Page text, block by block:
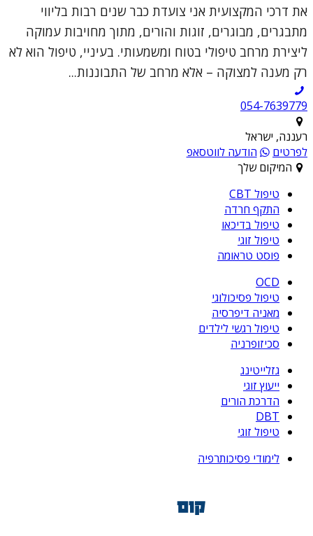
את דרכי המקצועית אני צועדת כבר שנים רבות בליווי
מתבגרים, מבוגרים, זוגות והורים, מתוך מחויבות עמוקה
ליצירת מרחב טיפולי בטוח ומשמעותי. בעיניי, טיפול הוא לא
רק מענה למצוקה – אלא מרחב של התבוננות...
054-7639779
רעננה, ישראל
לפרטים
הודעה לווטסאפ
המיקום שלך
טיפול CBT
התקף חרדה
טיפול בדיכאו
טיפול זוגי
פוסט טראומה
OCD
טיפול פסיכולוגי
מאניה דיפרסיה
טיפול רגשי לילדים
סכיזופרניה
גזלייטינג
ייעוץ זוגי
הדרכת הורים
DBT
טיפול זוגי
לימודי פסיכותרפיה